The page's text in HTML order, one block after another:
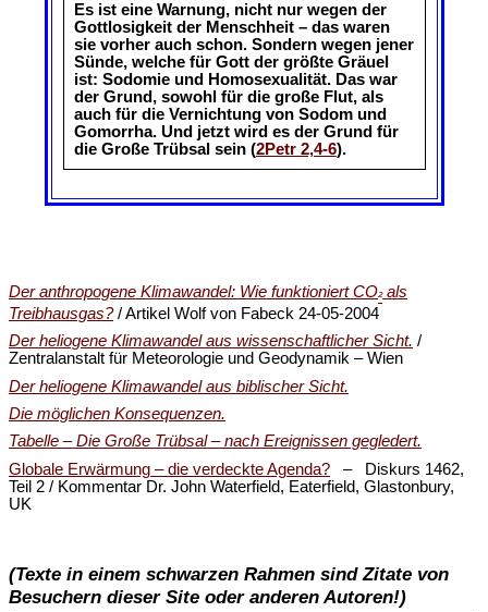
Es ist eine Warnung, nicht nur wegen der
Gottlosigkeit der Menschheit – das waren
sie vorher auch schon. Sondern wegen jener
Sünde, welche für Gott der größte Gräuel
ist: Sodomie und Homosexualität. Das war
der Grund, sowohl für die große Flut, als
auch für die Vernichtung von Sodom und
Gomorrha. Und jetzt wird es der Grund für
die Große Trübsal sein (2Petr 2,4-6).
Der anthropogene Klimawandel: Wie funktioniert CO²als
Treibhausgas?/ Artikel Wolf von Fabeck 24-05-2004
Der heliogene Klimawandel aus wissenschaftlicher Sicht. /
Zentralanstalt für Meteorologie und Geodynamik – Wien
Der heliogene Klimawandel aus biblischer Sicht.
Die möglichen Konsequenzen.
Tabelle – Die Große Trübsal – nach Ereignissen gegledert.
Globale Erwärmung – die verdeckte Agenda? – Diskurs 1462,
Teil 2 / Kommentar Dr. John Waterfield, Eaterfield, Glastonbury,
UK
(Texte in einem schwarzen Rahmen sind Zitate von
Besuchern dieser Site oder anderen Autoren!)